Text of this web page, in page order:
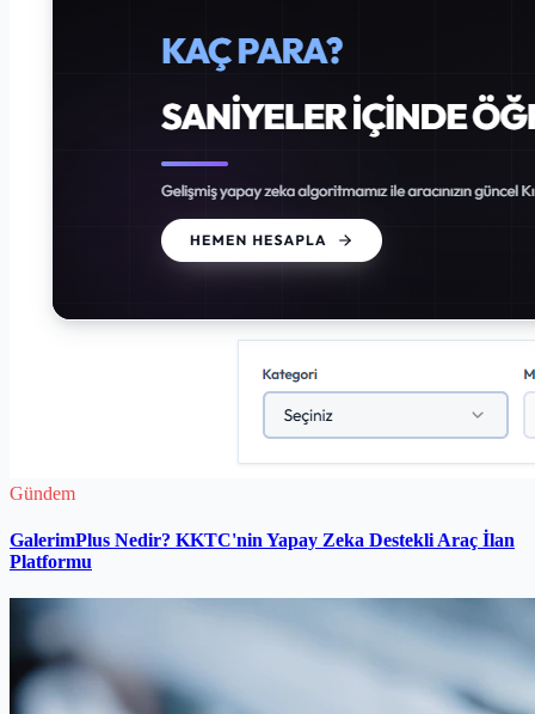
Gündem
GalerimPlus Nedir? KKTC'nin Yapay Zeka Destekli Araç İlan
Platformu